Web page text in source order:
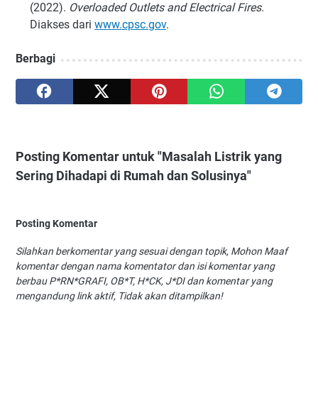
(2022). Overloaded Outlets and Electrical Fires.
Diakses dari www.cpsc.gov.
Berbagi
Posting Komentar untuk "Masalah Listrik yang
Sering Dihadapi di Rumah dan Solusinya"
Posting Komentar
Silahkan berkomentar yang sesuai dengan topik, Mohon Maaf
komentar dengan nama komentator dan isi komentar yang
berbau P*RN*GRAFI, OB*T, H*CK, J*DI dan komentar yang
mengandung link aktif, Tidak akan ditampilkan!